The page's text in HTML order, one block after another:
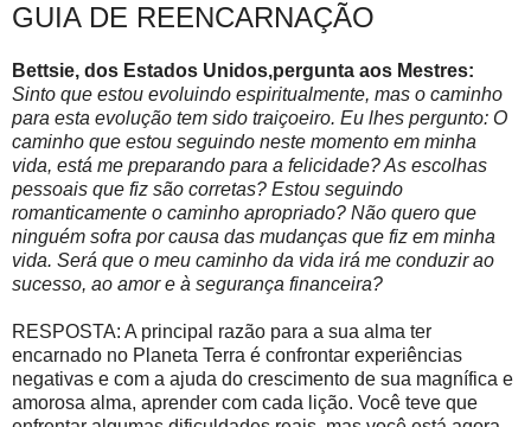
GUIA DE REENCARNAÇÃO
Bettsie, dos Estados Unidos,pergunta aos Mestres:
Sinto que estou evoluindo espiritualmente, mas o caminho
para esta evolução tem sido traiçoeiro. Eu lhes pergunto: O
caminho que estou seguindo neste momento em minha
vida, está me preparando para a felicidade? As escolhas
pessoais que fiz são corretas? Estou seguindo
romanticamente o caminho apropriado? Não quero que
ninguém sofra por causa das mudanças que fiz em minha
vida. Será que o meu caminho da vida irá me conduzir ao
sucesso, ao amor e à segurança financeira?
RESPOSTA: A principal razão para a sua alma ter
encarnado no Planeta Terra é confrontar experiências
negativas e com a ajuda do crescimento de sua magnífica e
amorosa alma, aprender com cada lição. Você teve que